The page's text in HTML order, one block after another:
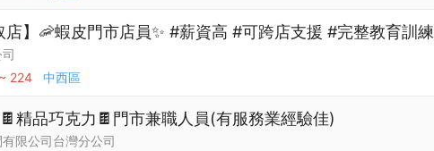
店】🦐蝦皮門市店員✨ #薪資高 #可跨店支援 #完整教育訓練
224 中西區
🍫精品巧克力🍫門市兼職人員(有服務業經驗佳)
限公司台灣分公司